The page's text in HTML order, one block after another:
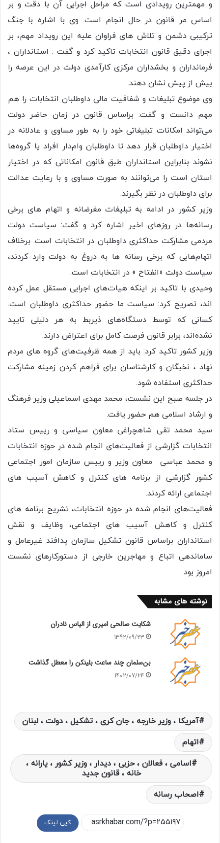
و مهمترین رویدادی است که مراحل اجرایی آن با دقت و بر
اساس مر قانون در حال انجام است. وی با اشاره با جنگ
ترکیبی دشمن و تلاش های فراوان علیه این رویداد مهم، بر
اجرای دقیق قانون انتخابات تاکید کرد و گفت : استانداران ،
فرمانداران و بخشداران مرکزی کارآمدی دولت در این عرصه را
بیش از پیش نشان دهند.
وی موضوع تبلیغات و شفافیت مالی داوطلبان انتخابات را هم
مهم دانست و گفت: براساس قانون در زمان حاضر دولت
می‌تواند امکانات تبلیغاتی خود را به طور مساوی و عادلانه در
اختیار داوطلبان قرار دهد تا داوطلبان وام‌دار افراد یا گروه‌ها
نشوند بنابراین استانداران طبق قانون امکاناتی که در اختیار
استان است را می‌توانند به صورت مساوی و با رعایت عدالت
برای داوطلبان در نظر بگیرند.
وزیر کشور در ادامه به تبلیغات مغرضانه و اتهام های برخی
رسانه‌ها در روزهای اخیر اشاره کرد و گفت: سیاست دولت
مردمی مشارکت حداکثری داوطلبان در انتخابات است. برخلاف
اتهام‌هایی که برخی رسانه ها به دروغ به دولت وارد کردند،
سیاست دولت «انفتاح » در انتخابات است.
وحیدی با تاکید بر اینکه هیات‌های اجرایی مستقل عمل کرده
اند، تصریح کرد: سیاست ما حضور حداکثری داوطلبان است.
کسانی که توسط دستگاه‌های ذیربط به هر دلیلی تایید
نشده‌اند، برابر قانون فرصت کامل برای اعتراض دارند.
وزیر کشور تاکید کرد: باید از همه ظرفیت‌های گروه های مردم
نهاد ، نخبگان و کارشناسان برای فراهم کردن زمینه مشارکت
حداکثری استفاده شود.
در جلسه صبح این نشست، محمد مهدی اسماعیلی وزیر فرهنگ
و ارشاد اسلامی هم حضور یافت.
سید محمد تقی شاهچراغی معاون سیاسی و رییس ستاد
انتخابات گزارشی از فعالیت‌های انجام شده در حوزه انتخابات
و محمد عباسی معاون وزیر و رییس سازمان امور اجتماعی
کشور گزارشی از برنامه های کنترل و کاهش آسیب های
اجتماعی ارائه کردند.
فعالیت‌های انجام شده در حوزه انتخابات، تشریح برنامه های
کنترل و کاهش آسیب های اجتماعی، وظایف و نقش
استانداران براساس قانون تشکیل سازمان پدافند غیرعامل و
ساماندهی اتباع و مهاجرین خارجی از دستورکارهای نشست
امروز بود.
نوشته های مشابه
شکایت صالحی امیری از الیاس نادران
1392/09/23
بن‌سلمان چند ساعت بلینکن را معطل گذاشت
1402/07/24
آمریکا ، وزیر خارجه ، جان کری ، تشکیل ، دولت ، لبنان
اتهام
اسامی ، فعالان ، حزبی ، دیدار ، وزیر کشور ، یارانه ،
خانه ، قانون جدید
اصحاب رسانه
کپی لینک